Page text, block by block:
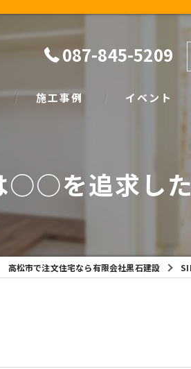
087-845-5209
施工事例 イベント
家づくり塾
○○を追求し
高松市で注文住宅なら有限会社黒石建設